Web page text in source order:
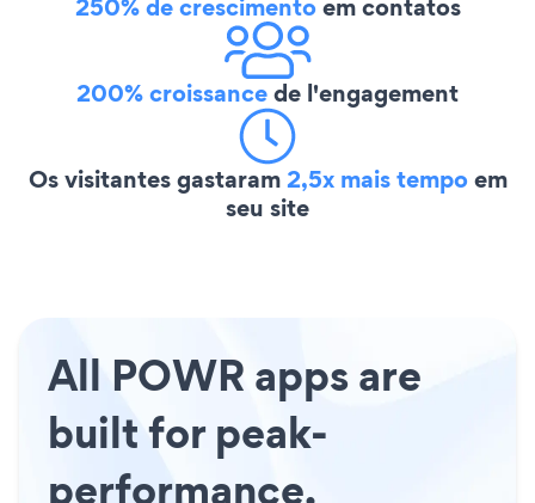
250% de crescimentoem contatos
200% croissancede l'engagement
Os visitantes gastaram2,5x mais tempoem
seu site
All POWR apps are
built for peak-
performance.